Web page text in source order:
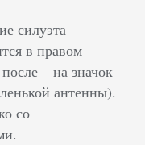
силуэта
в правом
– на значок
антенны).
со